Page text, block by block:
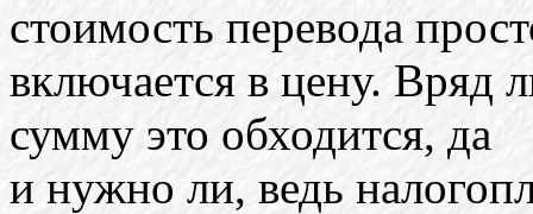
стоимость перевода
включается в цену. Вряд
сумму это обходится, да
и нужно ли, ведь